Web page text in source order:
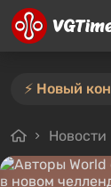
Новости